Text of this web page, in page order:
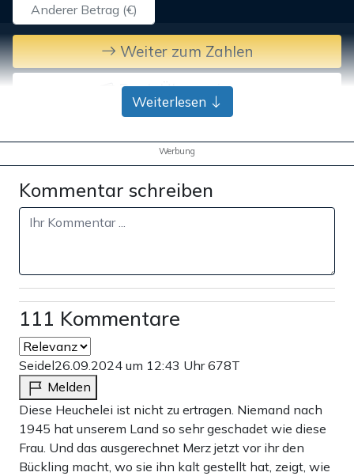
Weiter zum Zahlen
Bank-Überweisung
Weiterlesen
Werbung
Kommentar schreiben
111 Kommentare
Seidel26.09.2024 um 12:43 Uhr678T
Melden
Diese Heuchelei ist nicht zu ertragen. Niemand nach
1945 hat unserem Land so sehr geschadet wie diese
Frau. Und das ausgerechnet Merz jetzt vor ihr den
Bückling macht, wo sie ihn kalt gestellt hat, zeigt, wie